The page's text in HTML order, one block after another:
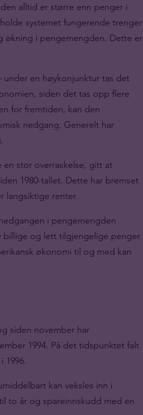
alltid er større enn penger i
systemet fungerende trenger
økning i pengemengden. Dette er
en høykonjunktur tas det
siden det tas opp flere
for fremtiden, kan den
nedgang. Generelt har
stor overraskelse, gitt at
1980-tallet. Dette har bremset
langsiktige renter.
i pengemengden
og lett tilgjengelige penger.
økonomi til og med kan
siden november har
1994. På det tidspunktet falt
1996.
kan veksles inn i
to år og spareinnskudd med en